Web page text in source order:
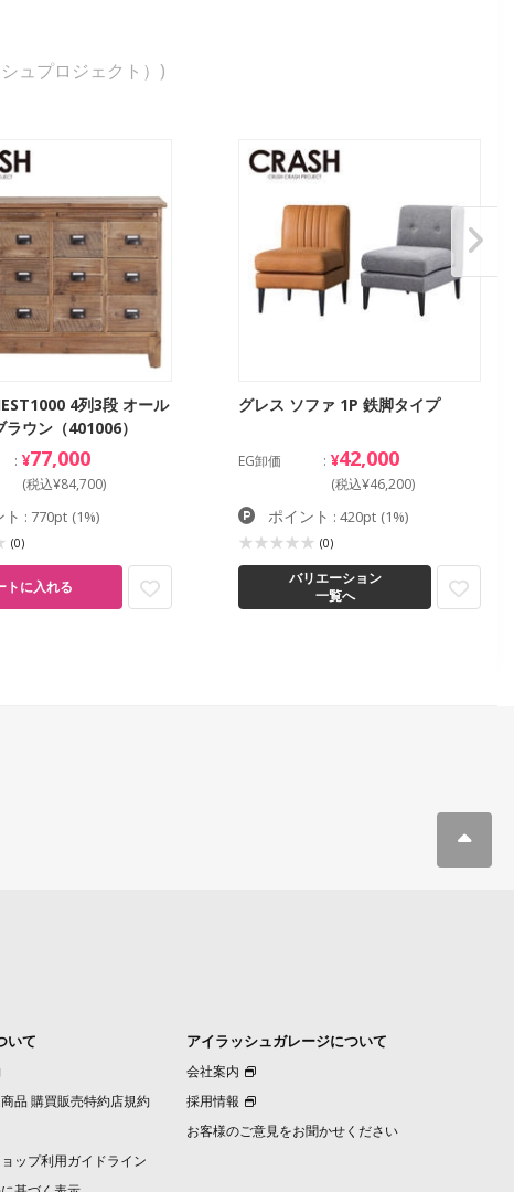
ュプロジェクト）)
4列3段 オール
ラウン（401006）
¥77,000
(税込¥84,700)
: 770pt (1%)
(0)
トに入れる
グレス ソファ 1P 鉄脚タイプ
EG卸価 ¥42,000
(税込¥46,200)
ポイント : 420pt (1%)
(0)
バリエーション
一覧へ
いて
品 購買販売特約店規約
ップ利用ガイドライン
アイラッシュガレージについて
会社案内
採用情報
お客様のご意見をお聞かせください